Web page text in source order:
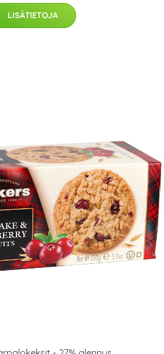
LISÄTIETOJA